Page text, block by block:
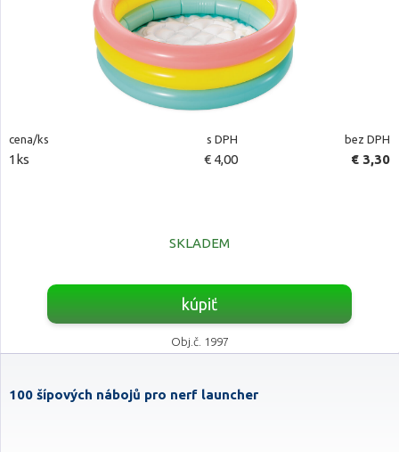
cena/ks s DPH bez DPH
1ks € 4,00 € 3,30
SKLADEM
kúpiť
Obj.č. 1997
100 šípových nábojů pro nerf launcher